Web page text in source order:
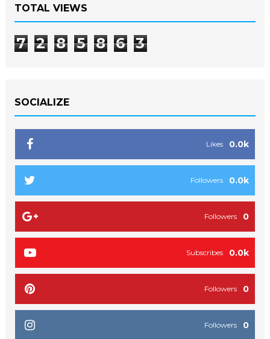
TOTAL VIEWS
7 2 8 5 8 6 3
SOCIALIZE
0.0k
Likes
0.0k
Followers
0
Followers
0.0k
Subscribes
0
Followers
0
Followers